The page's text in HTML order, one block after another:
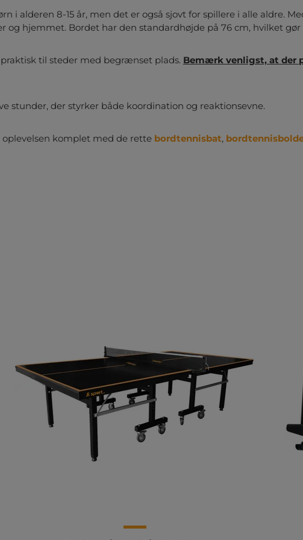
alderen 8-15 år, men det er også sjovt for spillere i alle aldre.
hjemmet. Bordet har den standardhøjde på 76 cm, hvilket
til steder med begrænset plads. Bemærk venligst, at der
stunder, der styrker både koordination og reaktionsevne.
komplet med de rette bordtennisbat,